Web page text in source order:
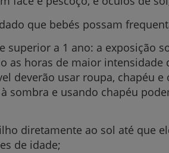
que bebés possam
superior a 1 ano: a exposição
as horas de maior intensidade
deverão usar roupa, chapéu e
à sombra e usando chapéu
diretamente ao sol até que
de idade;